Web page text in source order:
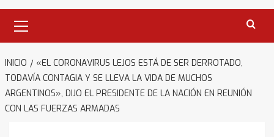
primario
INICIO
«EL CORONAVIRUS LEJOS ESTÁ DE SER DERROTADO,
TODAVÍA CONTAGIA Y SE LLEVA LA VIDA DE MUCHOS
ARGENTINOS», DIJO EL PRESIDENTE DE LA NACIÓN EN REUNIÓN
CON LAS FUERZAS ARMADAS